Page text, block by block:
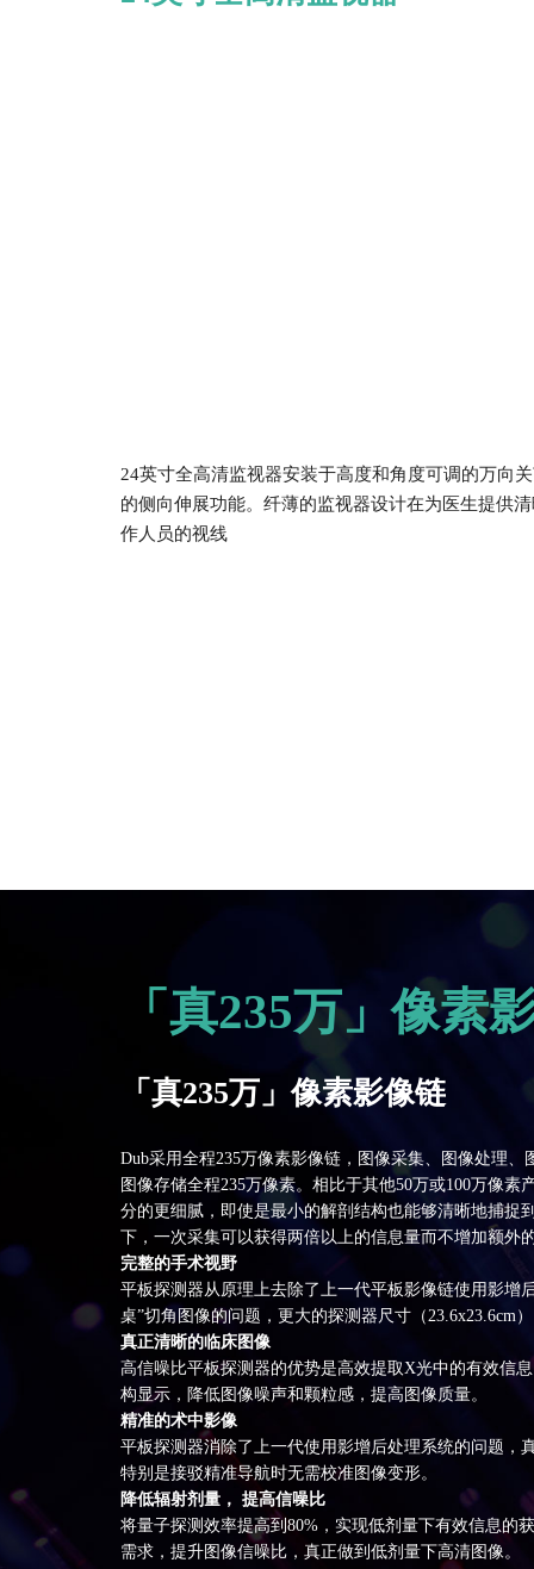
24英寸全高清监视器安装于高度和角度可调的万向
的侧向伸展功能。纤薄的监视器设计在为医生提供
作人员的视线
「真235万」像素
「真235万」像素影像链
Dub采用全程235万像素影像链，图像采集、图像处理、
图像存储全程235万像素。相比于其他50万或100万像素
分的更细腻，即使是最小的解剖结构也能够清晰地捕捉
下，一次采集可以获得两倍以上的信息量而不增加额外
完整的手术视野
平板探测器从原理上去除了上一代平板影像链使用影增
桌”切角图像的问题，更大的探测器尺寸（23.6x23.6cm
真正清晰的临床图像
高信噪比平板探测器的优势是高效提取X光中的有效信
构显示，降低图像噪声和颗粒感，提高图像质量。
精准的术中影像
平板探测器消除了上一代使用影增后处理系统的问题，
特别是接驳精准导航时无需校准图像变形。
降低辐射剂量， 提高信噪比
将量子探测效率提高到80%，实现低剂量下有效信息的
需求，提升图像信噪比，真正做到低剂量下高清图像。